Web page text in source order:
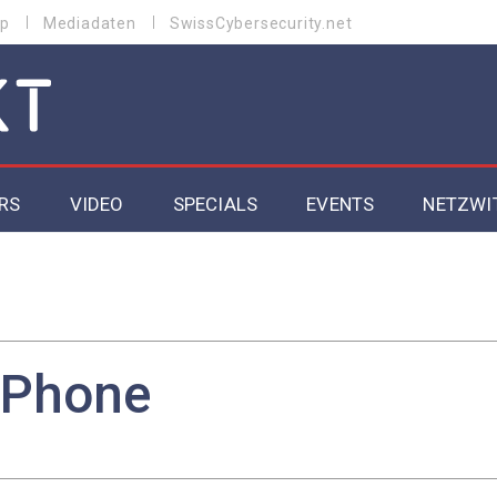
Mediadaten SwissCybersecurity.net
VIDEO SPECIALS EVENTS